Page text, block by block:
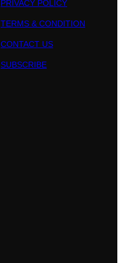
PRIVACY POLICY
TERMS & CONDITION
CONTACT US
SUBSCRIBE